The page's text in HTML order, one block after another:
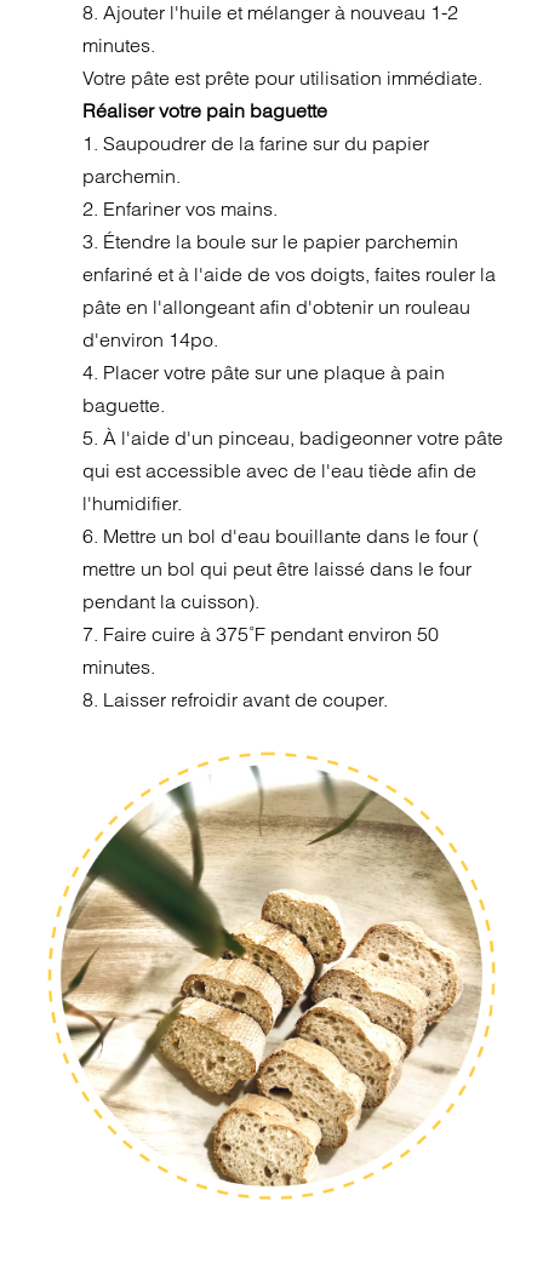
8. Ajouter l'huile et mélanger à nouveau 1-2
minutes.
Votre pâte est prête pour utilisation immédiate.
Réaliser votre pain baguette
1. Saupoudrer de la farine sur du papier
parchemin.
2. Enfariner vos mains.
3. Étendre la boule sur le papier parchemin
enfariné et à l'aide de vos doigts, faites rouler la
pâte en l'allongeant afin d'obtenir un rouleau
d'environ 14po.
4. Placer votre pâte sur une plaque à pain
baguette.
5. À l'aide d'un pinceau, badigeonner votre pâte
qui est accessible avec de l'eau tiède afin de
l'humidifier.
6. Mettre un bol d'eau bouillante dans le four (
mettre un bol qui peut être laissé dans le four
pendant la cuisson).
7. Faire cuire à 375˚F pendant environ 50
minutes.
8. Laisser refroidir avant de couper.